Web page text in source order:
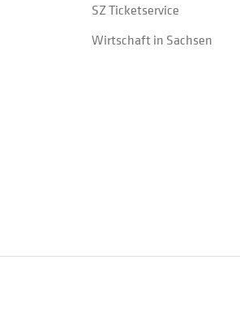
SZ Ticketservice
Wirtschaft in Sachsen